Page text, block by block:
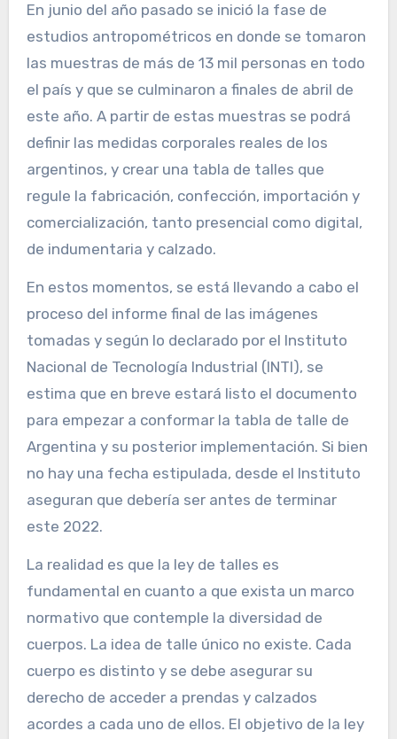
En junio del año pasado se inició la fase de
estudios antropométricos en donde se tomaron
las muestras de más de 13 mil personas en todo
el país y que se culminaron a finales de abril de
este año. A partir de estas muestras se podrá
definir las medidas corporales reales de los
argentinos, y crear una tabla de talles que
regule la fabricación, confección, importación y
comercialización, tanto presencial como digital,
de indumentaria y calzado.
En estos momentos, se está llevando a cabo el
proceso del informe final de las imágenes
tomadas y según lo declarado por el Instituto
Nacional de Tecnología Industrial (INTI), se
estima que en breve estará listo el documento
para empezar a conformar la tabla de talle de
Argentina y su posterior implementación. Si bien
no hay una fecha estipulada, desde el Instituto
aseguran que debería ser antes de terminar
este 2022.
La realidad es que la ley de talles es
fundamental en cuanto a que exista un marco
normativo que contemple la diversidad de
cuerpos. La idea de talle único no existe. Cada
cuerpo es distinto y se debe asegurar su
derecho de acceder a prendas y calzados
acordes a cada uno de ellos. El objetivo de la ley